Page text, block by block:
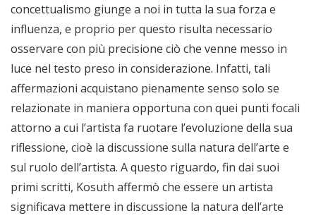
concettualismo giunge a noi in tutta la sua forza e
influenza, e proprio per questo risulta necessario
osservare con più precisione ciò che venne messo in
luce nel testo preso in considerazione. Infatti, tali
affermazioni acquistano pienamente senso solo se
relazionate in maniera opportuna con quei punti focali
attorno a cui l’artista fa ruotare l’evoluzione della sua
riflessione, cioè la discussione sulla natura dell’arte e
sul ruolo dell’artista. A questo riguardo, fin dai suoi
primi scritti, Kosuth affermò che essere un artista
significava mettere in discussione la natura dell’arte